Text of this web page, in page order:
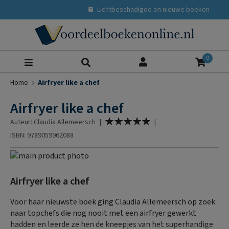
Lichtbeschadigde en nieuwe boeken
0
Home Airfryer like a chef
Airfryer like a chef
Auteur: Claudia Allemeersch | Waardering:
|
ISBN: 9789059962088
Ga
het
van
de
afbeeldingen-
naar
begin
van
de
Airfryer like a chef
Voor haar nieuwste boek ging Claudia Allemeersch op zoek
naar topchefs die nog nooit met een airfryer gewerkt
hadden en leerde ze hen de kneepjes van het superhandige